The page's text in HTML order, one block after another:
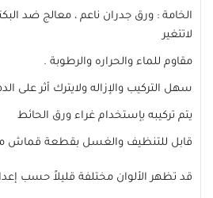
الخامة : ورق جدران ناعم ، معالج ضد
لاتتغير
مقاوم للماء والحراره والرطوبة .
سهل التركيب والإزاله ولايترك أثر على
يتم تركيبه بإستخدام غراء ورق الحائط
قابل للتنظيف والغسل بقطعة قماش
قد تظهر الألوان مختلفة قليلاً حسب